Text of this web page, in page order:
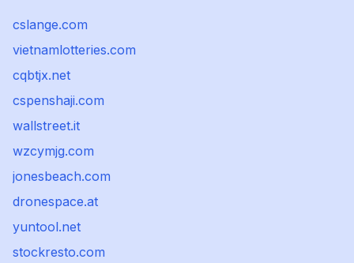
cslange.com
vietnamlotteries.com
cqbtjx.net
cspenshaji.com
wallstreet.it
wzcymjg.com
jonesbeach.com
dronespace.at
yuntool.net
stockresto.com